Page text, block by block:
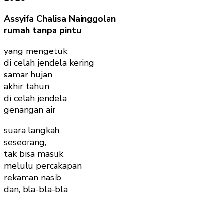
Assyifa Chalisa Nainggolan
rumah tanpa pintu
yang mengetuk
di celah jendela kering
samar hujan
akhir tahun
di celah jendela
genangan air
suara langkah
seseorang,
tak bisa masuk
melulu percakapan
rekaman nasib
dan, bla-bla-bla